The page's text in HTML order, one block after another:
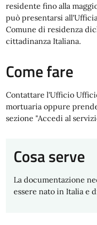
residente fino alla
può presentarsi
Comune di residenza
cittadinanza Italiana.
Come fare
Contattare l'Ufficio
mortuaria oppure
sezione "Accedi al
Cosa serve
La documentazione
essere nato in Italia e